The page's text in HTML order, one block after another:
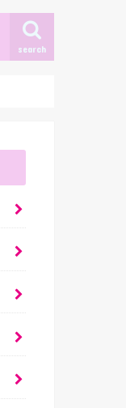
search